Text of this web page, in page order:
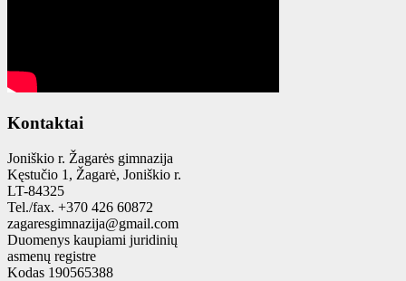
Kontaktai
Joniškio r. Žagarės gimnazija
Kęstučio 1, Žagarė, Joniškio r.
LT-84325
Tel./fax. +370 426 60872
zagaresgimnazija@gmail.com
Duomenys kaupiami juridinių
asmenų registre
Kodas 190565388